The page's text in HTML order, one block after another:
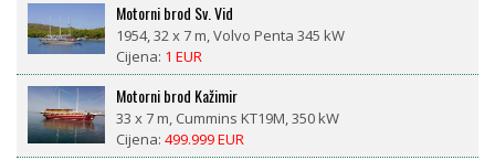
Motorni brod Sv. Vid
1954, 32 x 7 m, Volvo Penta 345 kW
Cijena: 1 EUR
Motorni brod Kažimir
33 x 7 m, Cummins KT19M, 350 kW
Cijena: 499.999 EUR